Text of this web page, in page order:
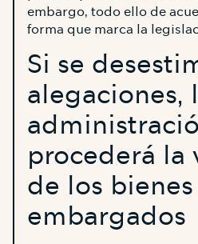
embargo, todo ello de
forma que marca la
Si se
alegaciones,
procederá la
de los
embargados